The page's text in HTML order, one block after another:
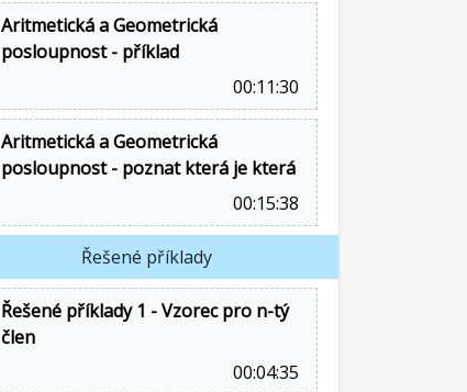
Aritmetická a Geometrická
posloupnost - příklad
00:11:30
Aritmetická a Geometrická
posloupnost - poznat která je která
00:15:38
Řešené příklady
Řešené příklady 1 - Vzorec pro n-tý
člen
00:04:35